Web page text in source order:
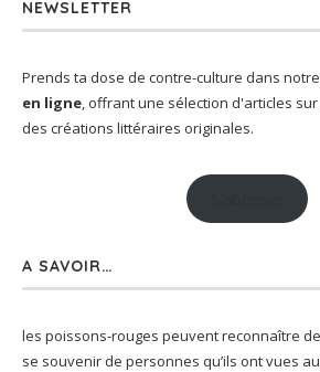
NEWSLETTER
Prends ta dose de contre-culture dans notre
en ligne, offrant une sélection d'articles
des créations littéraires originales.
A SAVOIR…
les poissons-rouges peuvent reconnaître
se souvenir de personnes qu’ils ont vues